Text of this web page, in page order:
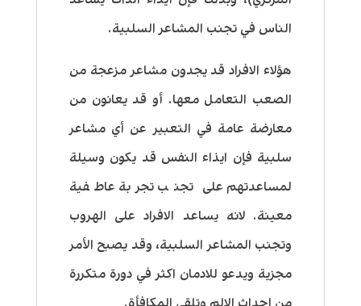
الناس في تجنب المشاعر السلبية.
هؤلاء الافراد قد يجدون مشاعر مزعجة من
الصعب التعامل معها. أو قد يعانون من
معارضة عامة في التعبير عن أي مشاعر
سلبية فإن ايذاء النفس قد يكون وسيلة
لمساعدتهم على تجنب تجربة عاطفية
معينة. لانه يساعد الافراد على الهروب
وتجنب المشاعر السلبية، وقد يصبح الأمر
مجزية ويدعو للادمان اكثر في دورة متكررة